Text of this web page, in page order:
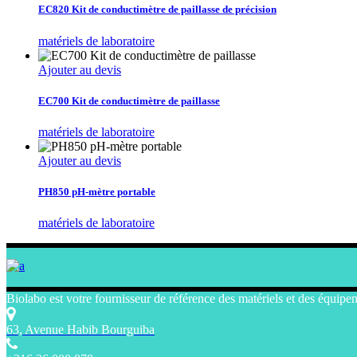
EC820 Kit de conductimètre de paillasse de précision
matériels de laboratoire
Ajouter au devis
EC700 Kit de conductimètre de paillasse
matériels de laboratoire
Ajouter au devis
PH850 pH-mètre portable
matériels de laboratoire
Biolabo est votre fournisseur de référence des matériels et des
63, Avenue Habib Bourguiba